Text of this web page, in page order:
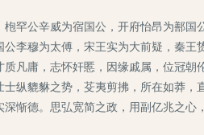
公辛威为宿国公，开府怡昂为鄯国
李穆为太傅，宋王实为大前疑，秦王
庸，志怀奸慝，因缘戚属，位冠朝
貔貅之势，芟夷剪拂，所在如莽
惭德。思弘宽简之政，用副亿兆之